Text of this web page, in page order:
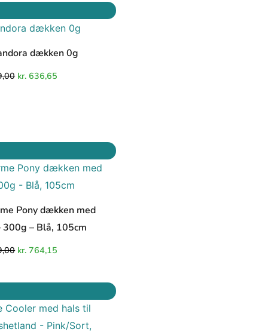
dækken 0g
oprindelige
pris
kr. 749,00.
kr. 636,65
aktuelle
pris
kr. 636,65.
Pony dækken med
300g – Blå, 105cm
oprindelige
pris
var:
kr. 899,00.
kr. 764,15
aktuelle
pris
er:
kr. 764,15.
oprindelige
pris
var:
kr. 349,00.
aktuelle
pris
er:
kr. 296,65.